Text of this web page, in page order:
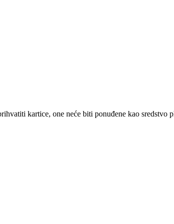
kartice, one neće biti ponuđene kao sredstvo